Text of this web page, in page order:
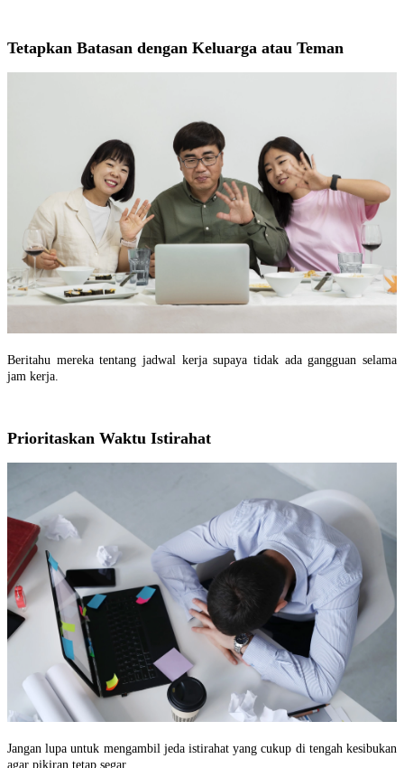
Tetapkan Batasan dengan Keluarga atau Teman
Beritahu mereka tentang jadwal kerja supaya tidak ada gangguan selama
jam kerja.
Prioritaskan Waktu Istirahat
Jangan lupa untuk mengambil jeda istirahat yang cukup di tengah kesibukan
agar pikiran tetap segar.